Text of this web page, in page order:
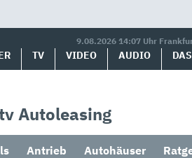
9.08.2026 14:07 Uhr
TV VIDEO AUDIO
Autoleasing
Antrieb Autohäuser